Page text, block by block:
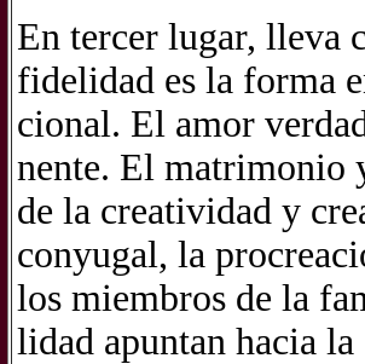
En ter­cer lu­gar, lle­va
fi­de­li­dad es la for­ma
cio­nal. El amor
nen­te. El ma­tri­mo­nio
de la crea­ti­vi­dad y
con­yu­gal, la
los miem­bros de la
li­dad apun­tan ha­cia